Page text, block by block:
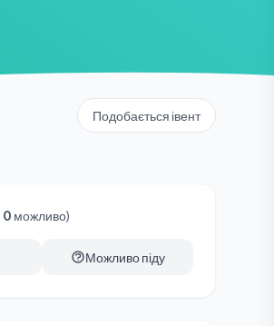
Подобається івент
0 можливо)
Можливо піду